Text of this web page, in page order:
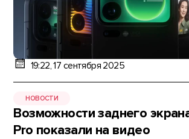
19:22, 17 сентября 2025
НОВОСТИ
Возможности заднего
Pro показали на видео